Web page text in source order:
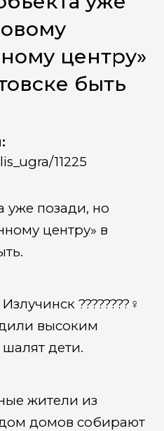
центру»
быть
11225
уже позади, но
центру» в
????????‍♀️
высоким
дети.
жители из
домов собирают